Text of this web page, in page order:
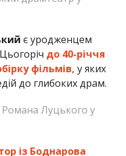
є уродженцем
до 40-річчя
фільмів, у яких
до глибоких драм.
Романа Луцького у
із Боднарова